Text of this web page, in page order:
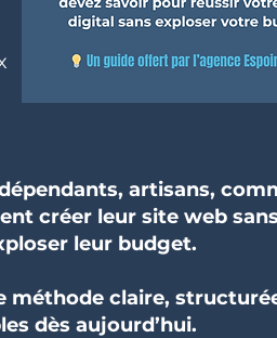
artisans,
créer leur site web
leur budget.
méthode claire,
dès aujourd’hui.